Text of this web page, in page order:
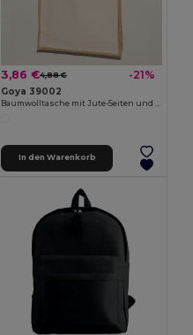
3,86 €4,88 € -21%
Goya 39002
In den Warenkorb